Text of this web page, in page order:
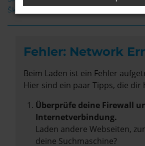
Škoda Superb Leer
Fehler: Network
Beim Laden ist ein Fehler
Hier sind ein paar Tipps, die dir
Überprüfe deine Firewall
Internetverbindung.
Laden andere Webseiten,
deine Suchmaschine?